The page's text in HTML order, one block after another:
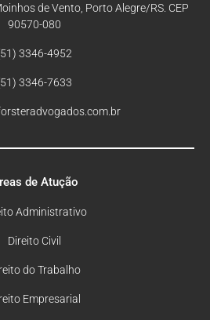
de Atução
Administrativo
Direito Civil
do Trabalho
Empresarial
de Vento, Porto Alegre/RS. CEP
90570-080
3346-4952
3346-7633